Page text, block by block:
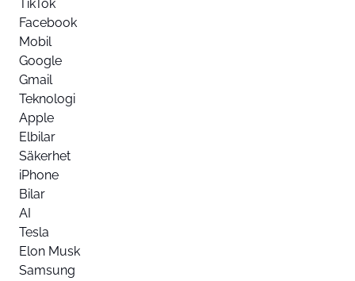
TikTok
Facebook
Mobil
Google
Gmail
Teknologi
Apple
Elbilar
Säkerhet
iPhone
Bilar
AI
Tesla
Elon Musk
Samsung